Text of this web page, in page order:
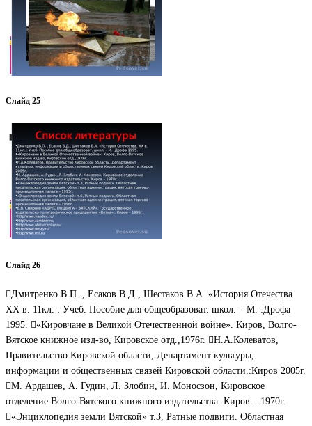
Слайд 25
Слайд 26
Дмитренко В.П. , Есаков В.Д., Шестаков В.А. «История Отечества.
XX в. 11кл. : Учеб. Пособие для общеобразоват. школ. – М. :Дрофа
1995. «Кировчане в Великой Отечественной войне». Киров, Волго-
Вятское книжное изд-во, Кировское отд.,1976г. Н.А.Колеватов,
Правительство Кировской области, Департамент культуры,
информации и общественных связей Кировской области.:Киров 2005г.
М. Ардашев, А. Гудин, Л. Злобин, И. Моносзон, Кировское
отделение Волго-Вятского книжного издательства. Киров – 1970г.
«Энциклопедия земли Вятской» т.3, Ратные подвиги. Областная